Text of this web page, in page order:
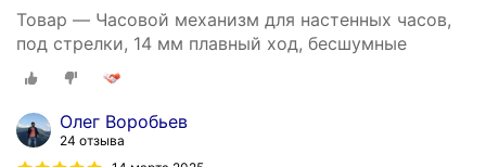
Товар — Часовой механизм для настенных часов,
под стрелки, 14 мм плавный ход, бесшумные
Олег Воробьев
24 отзыва